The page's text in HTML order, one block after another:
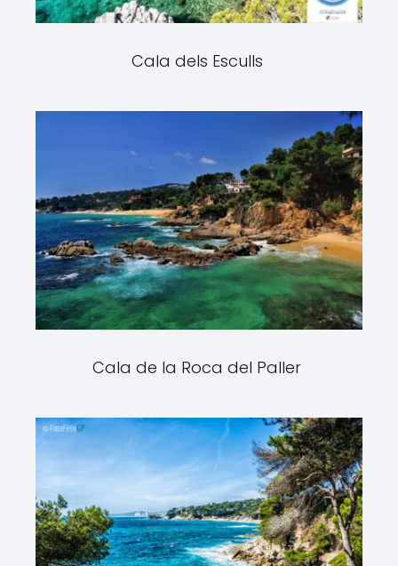
Cala dels Esculls
Cala de la Roca del Paller